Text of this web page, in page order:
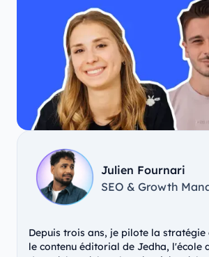
Julien Fournari
SEO & Growth
Depuis trois ans, je pilote la
le contenu éditorial de Jedha, l'école